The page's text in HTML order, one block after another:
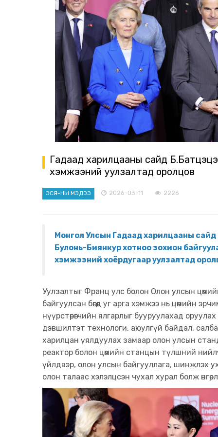
Гадаад харилцааны сайд
хэмжээний уулзалтад оролцов
ЭСЯ-НЫ МЭДЭЭ 2026-03-11 2226
Монгол Улсын Гадаад харилцааны сайд
Булонь-Биянкур хотноо зохион
хэмжээний хоёрдугаар уулзалтад
Уулзалтыг Франц улс болон Олон улсын
байгуулсан бөгөөд уг арга хэмжээ нь цөмийн
нүүрстөрөгчийн ялгарлыг бууруулахад
дэвшилтэт технологи, аюулгүй байдал,
харилцан үялдуулах замаар олон улсын
реактор болон цөмийн станцын түлшний
үйлдвэр, олон улсын байгууллага, шинжлэх
олон талаас хэлэлцсэн чухал хурал болж